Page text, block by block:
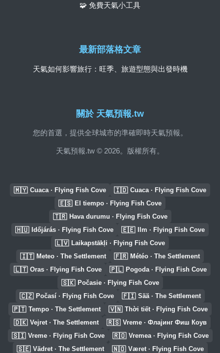
關於 天氣預報.tw
您的首選，提供全球城市的準確即時天氣預報。
天氣預報.tw © 2026。版權所有。
🧩 免費天氣小工具
最新部落格文章
天氣如何影響旅行：旺季、旅遊型態與出發時機
🇲🇾 Cuaca · Flying Fish Cove 🇮🇩 Cuaca · Flying Fish Cove
🇪🇸 El tiempo · Flying Fish Cove
🇹🇷 Hava durumu · Flying Fish Cove
🇭🇺 Időjárás · Flying Fish Cove 🇪🇪 Ilm · Flying Fish Cove
🇱🇻 Laikapstākļi · Flying Fish Cove
🇮🇹 Meteo · The Settlement 🇫🇷 Météo · The Settlement
🇱🇹 Oras · Flying Fish Cove 🇵🇱 Pogoda · Flying Fish Cove
🇸🇰 Počasie · Flying Fish Cove
🇨🇿 Počasí · Flying Fish Cove 🇫🇮 Sää · The Settlement
🇵🇹 Tempo · The Settlement 🇻🇳 Thời tiết · Flying Fish Cove
🇩🇰 Vejret · The Settlement 🇷🇸 Vreme · Флајинг Фиш Коув
🇸🇮 Vreme · Flying Fish Cove 🇷🇴 Vremea · Flying Fish Cove
🇸🇪 Vädret · The Settlement 🇳🇴 Været · Flying Fish Cove